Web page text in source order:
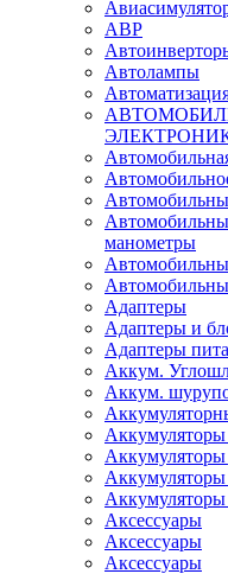
АВР
Автолампы
манометры
Адаптеры
Адаптеры и
Адаптеры
Аккум.
Аккум.
Аккумуляторы
Аккумуляторы
Аккумуляторы
Аксессуары
Аксессуары
Аксессуары